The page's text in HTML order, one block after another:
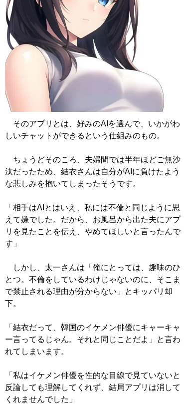
そのアプリとは、好みのAIを選んで、いかがわ
しいチャットができるという仕組みのもの。
ちょうどそのころ、夫婦間では半年ほどご無沙
汰だったため、結衣さんは自分がAIに負けたよう
な悲しみを抱いてしまったそうです。
「相手はAIとはいえ、私には不倫と同じように思
えて嫌でした。だから、お風呂から出た夫にアプ
リを見たことを伝え、やめてほしいと言ったんで
す」
しかし、太一さんは「俺にとっては、趣味のひ
とつ。不倫をしているわけじゃないのに、そこま
で禁止される理由が分からない」とキッパリ却
下。
「結衣だって、韓国のイケメン俳優にキャーキャ
ー言ってるじゃん。それと同じことだよ」と言わ
れてしまいます。
「私はイケメン俳優を性的な目線で見ていないと
反論しても理解してくれず、結局アプリは消して
くれませんでした」